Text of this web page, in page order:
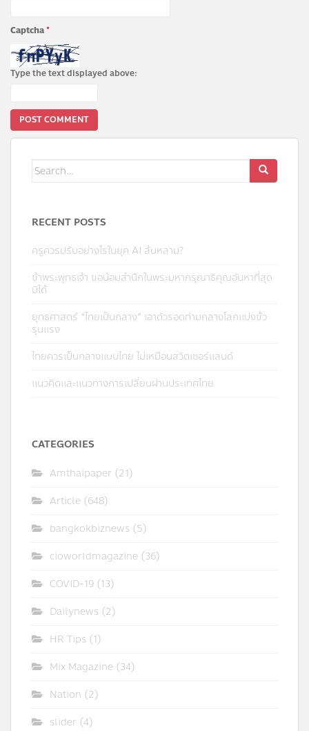
Captcha*
Type the text displayed above:
Search
for:
RECENT POSTS
ครูควรปรับอย่างไรในยุค AI ล้นหลาม?
ข้าพระพุทธเจ้า ขอน้อมสำนึกในพระมหากรุณาธิคุณอันหาที่สุด
มิได้
ยุทธศาสตร์ “ไทยเป็นกลาง” เอาตัวรอดท่ามกลางโลกแบ่งขั้ว
รุนแรง
ไทยควรเป็นกลางแบบไทย ไม่เหมือนสวิตเซอร์แลนด์
แนวคิดและแนวทางการเปลี่ยนผ่านประเทศไทย
CATEGORIES
Amthaipaper (21)
Article (648)
bangkokbiznews (5)
cioworldmagazine (36)
COVID-19 (13)
Dailynews (2)
HR Tips (1)
Mix Magazine (34)
Nation (2)
slider (4)